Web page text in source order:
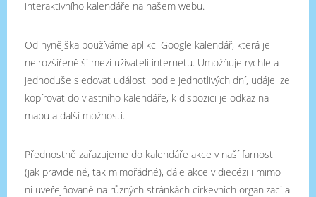
interaktivního kalendáře na našem webu.
Od nynějška používáme aplikci Google kalendář, která je
nejrozšířenější mezi uživateli internetu. Umožňuje rychle a
jednoduše sledovat události podle jednotlivých dní, udáje lze
kopírovat do vlastního kalendáře, k dispozici je odkaz na
mapu a další možnosti.
Přednostně zařazujeme do kalendáře akce v naší farnosti
(jak pravidelné, tak mimořádné), dále akce v diecézi i mimo
ni uveřejňované na různých stránkách církevních organizací a